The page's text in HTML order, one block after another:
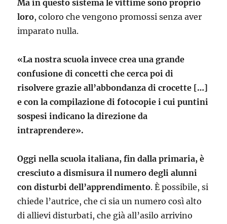
Ma in questo sistema le vittime sono proprio
loro, coloro che vengono promossi senza aver
imparato nulla.
«La nostra scuola invece crea una grande
confusione di concetti che cerca poi di
risolvere grazie all’abbondanza di crocette […]
e con la compilazione di fotocopie i cui puntini
sospesi indicano la direzione da
intraprendere».
Oggi nella scuola italiana, fin dalla primaria, è
cresciuto a dismisura il numero degli alunni
con disturbi dell’apprendimento. È possibile, si
chiede l’autrice, che ci sia un numero così alto
di allievi disturbati, che già all’asilo arrivino